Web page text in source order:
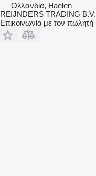
Ολλανδία, Haelen
REIJNDERS TRADING B.V.
Επικοινωνία με τον πωλητή